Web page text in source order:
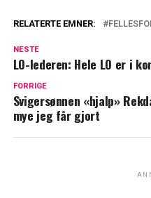
RELATERTE EMNER:
NESTE
LO-lederen: Hele LO er i
FORRIGE
Svigersønnen «hjalp»
mye jeg får gjort